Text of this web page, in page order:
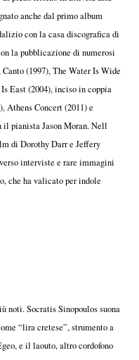
anche dal primo album
con la casa discografica di
la pubblicazione di numerosi
(1997), The Water Is Wide
East (2004), inciso in coppia
Athens Concert (2011) e
il pianista Jason Moran. Nell
di Dorothy Darr e Jeffery
interviste e rare immagini
che ha valicato per indole
noti. Socratis Sinopoulos suona
“lira cretese”, strumento a
e il laouto, altro cordofono